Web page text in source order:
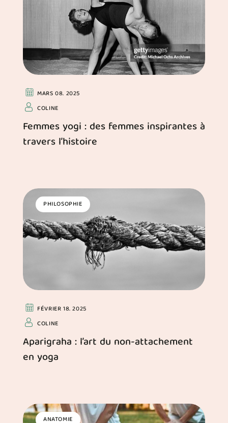
MARS 08. 2025
COLINE
Femmes yogi : des femmes inspirantes à
travers l’histoire
PHILOSOPHIE
FÉVRIER 18. 2025
COLINE
Aparigraha : l’art du non-attachement
en yoga
ANATOMIE